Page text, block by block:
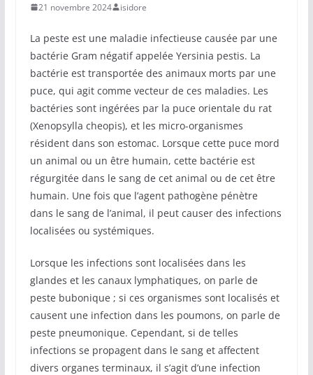
21 novembre 2024 isidore
La peste est une maladie infectieuse causée par une
bactérie Gram négatif appelée Yersinia pestis. La
bactérie est transportée des animaux morts par une
puce, qui agit comme vecteur de ces maladies. Les
bactéries sont ingérées par la puce orientale du rat
(Xenopsylla cheopis), et les micro-organismes
résident dans son estomac. Lorsque cette puce mord
un animal ou un être humain, cette bactérie est
régurgitée dans le sang de cet animal ou de cet être
humain. Une fois que l’agent pathogène pénètre
dans le sang de l’animal, il peut causer des infections
localisées ou systémiques.
Lorsque les infections sont localisées dans les
glandes et les canaux lymphatiques, on parle de
peste bubonique ; si ces organismes sont localisés et
causent une infection dans les poumons, on parle de
peste pneumonique. Cependant, si de telles
infections se propagent dans le sang et affectent
divers organes terminaux, il s’agit d’une infection